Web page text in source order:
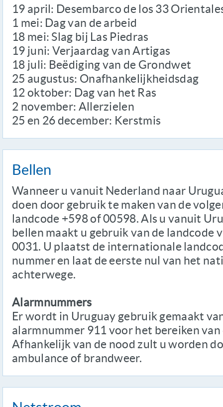
19 april: Desembarco de los 33
1 mei: Dag van de arbeid
18 mei: Slag bij Las Piedras
19 juni: Verjaardag van Artigas
18 juli: Beëdiging van de Grondwet
25 augustus: Onafhankelijkheidsdag
12 oktober: Dag van het Ras
2 november: Allerzielen
25 en 26 december: Kerstmis
Bellen
Wanneer u vanuit Nederland naar
doen door gebruik te maken van de
landcode +598 of 00598. Als u vanuit
bellen maakt u gebruik van de landcode
0031. U plaatst de internationale
nummer en laat de eerste nul van het
achterwege.
Alarmnummers
Er wordt in Uruguay gebruik gemaakt
alarmnummer 911 voor het bereiken
Afhankelijk van de nood zult u worden
ambulance of brandweer.